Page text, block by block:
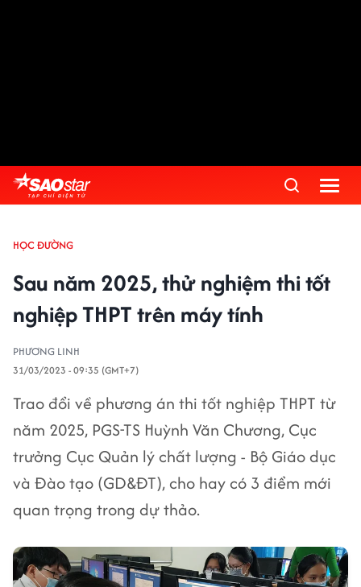
HỌC ĐƯỜNG
Sau năm 2025, thử nghiệm thi tốt
nghiệp THPT trên máy tính
PHƯƠNG LINH
31/03/2023 - 09:35 (GMT+7)
Trao đổi về phương án thi tốt nghiệp THPT từ
năm 2025, PGS-TS Huỳnh Văn Chương, Cục
trưởng Cục Quản lý chất lượng - Bộ Giáo dục
và Đào tạo (GD&ĐT), cho hay có 3 điểm mới
quan trọng trong dự thảo.